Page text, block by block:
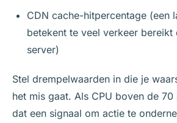
CDN cache-hitpercentage (een
betekent te veel verkeer bereikt
server)
Stel drempelwaarden in die je
het mis gaat. Als CPU boven de
dat een signaal om actie te